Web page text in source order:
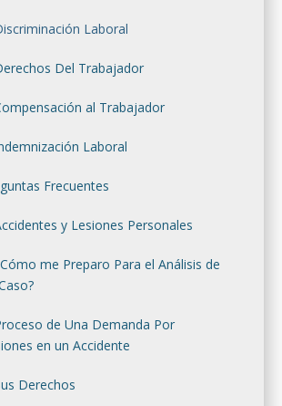
Laboral
Del Trabajador
al Trabajador
Laboral
Frecuentes
y Lesiones Personales
me Preparo Para el Análisis de
de Una Demanda Por
en un Accidente
Derechos